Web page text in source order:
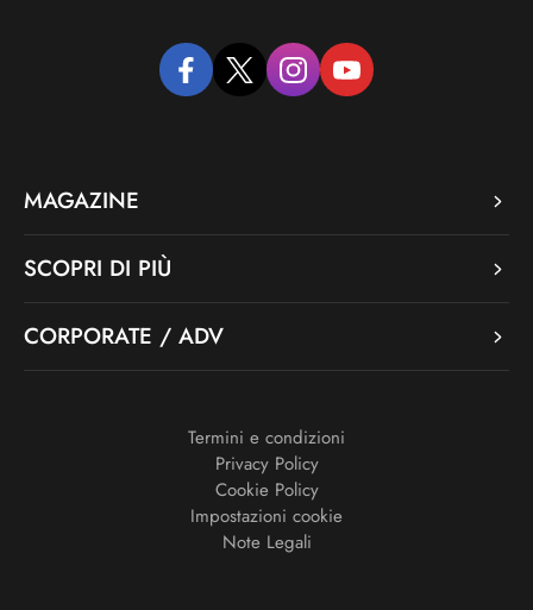
facebooktwitter instagramyoutube
MAGAZINE
SCOPRI DI PIÙ
CORPORATE / ADV
Termini e condizioni
Privacy Policy
Cookie Policy
Impostazioni cookie
Note Legali